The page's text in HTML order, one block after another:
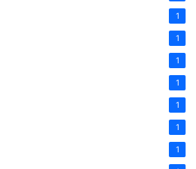
1
1
1
1
1
1
1